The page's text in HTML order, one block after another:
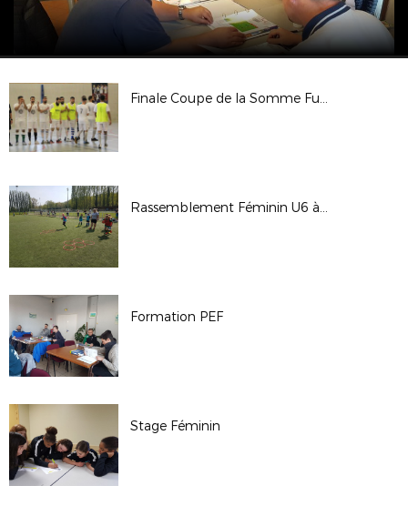
Finale Coupe de la Somme Futsal 2018
Rassemblement Féminin U6 à U11
Formation PEF
Stage Féminin